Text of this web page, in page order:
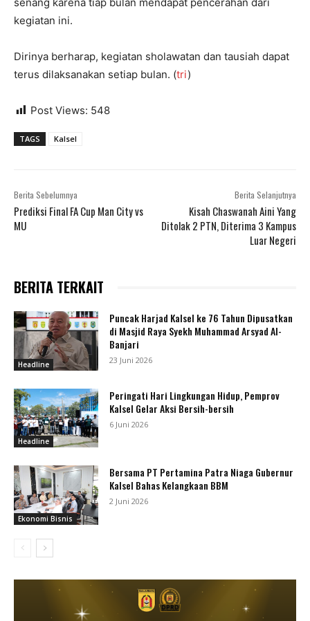
kegiatan ini.
Dirinya berharap, kegiatan sholawatan dan tausiah dapat
terus dilaksanakan setiap bulan. (tri)
Post Views: 548
TAGS Kalsel
Berita Sebelumnya
Prediksi Final FA Cup Man City vs
MU
Berita Selanjutnya
Kisah Chaswanah Aini Yang
Ditolak 2 PTN, Diterima 3 Kampus
Luar Negeri
BERITA TERKAIT
Headline
Puncak Harjad Kalsel ke 76 Tahun Dipusatkan
di Masjid Raya Syekh Muhammad Arsyad Al-
Banjari
23 Juni 2026
Headline
Peringati Hari Lingkungan Hidup, Pemprov
Kalsel Gelar Aksi Bersih-bersih
6 Juni 2026
Ekonomi Bisnis
Bersama PT Pertamina Patra Niaga Gubernur
Kalsel Bahas Kelangkaan BBM
2 Juni 2026